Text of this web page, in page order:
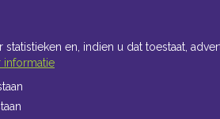
en, indien u dat toestaat,
informatie